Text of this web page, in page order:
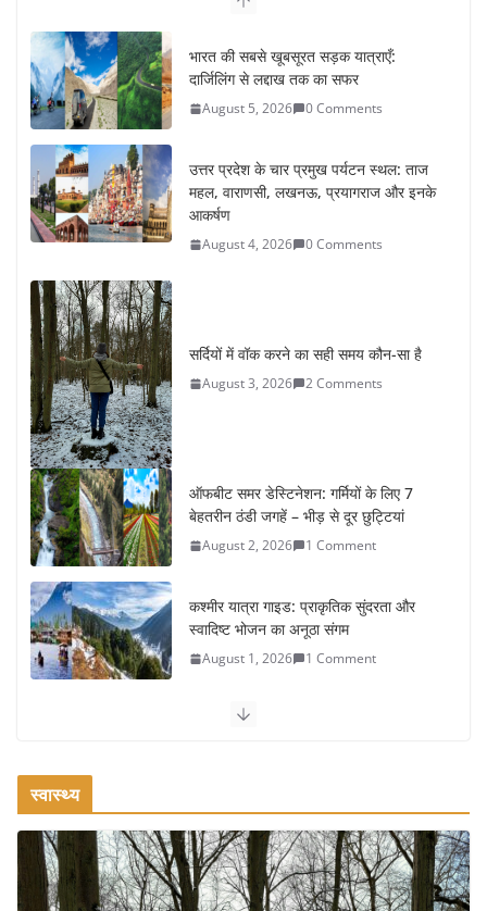
भारत की सबसे खूबसूरत सड़क यात्राएँ:
दार्जिलिंग से लद्दाख तक का सफर
August 5, 2026 0 Comments
उत्तर प्रदेश के चार प्रमुख पर्यटन स्थल: ताज
महल, वाराणसी, लखनऊ, प्रयागराज और इनके
आकर्षण
August 4, 2026 0 Comments
सर्दियों में वॉक करने का सही समय कौन-सा है
August 3, 2026 2 Comments
ऑफबीट समर डेस्टिनेशन: गर्मियों के लिए 7
बेहतरीन ठंडी जगहें – भीड़ से दूर छुट्टियां
August 2, 2026 1 Comment
कश्मीर यात्रा गाइड: प्राकृतिक सुंदरता और
स्वादिष्ट भोजन का अनूठा संगम
August 1, 2026 1 Comment
वजन घटाने के लिए 8 बेहतरीन वॉकिंग एक्सरसाइज: 1 महीने में पाएं 3-4
July 31, 2026
रामेश्वरम यात्रा गाइड: पवित्र तीर्थ स्थल, दर्शन स्थल और पहुंच मार्ग
July 30, 2026 1 Comment
स्वास्थ्य